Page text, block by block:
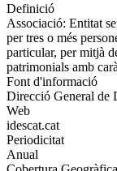
Definició
Associació: Entitat
per tres o més
particular, per mitjà
patrimonials amb
Font d'informació
Direcció General de
Web
idescat.cat
Periodicitat
Anual